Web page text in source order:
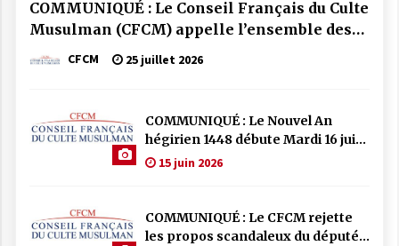
COMMUNIQUÉ : Le Conseil Français du Culte
Musulman (CFCM) appelle l’ensemble des
mosquées de France à se mobiliser par la
prière et la solidarité face aux incendies qui
CFCM 25 juillet 2026
COMMUNIQUÉ : Le Nouvel An
hégirien 1448 débute Mardi 16 juin
202615 juin 2026
COMMUNIQUÉ : Le CFCM rejette
les propos scandaleux du député